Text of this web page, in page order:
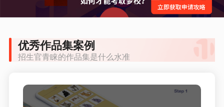
优秀作品集案例
招生官青睐的作品集是什么水准